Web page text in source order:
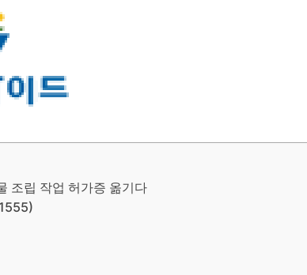
조립 작업 허가증 옮기다